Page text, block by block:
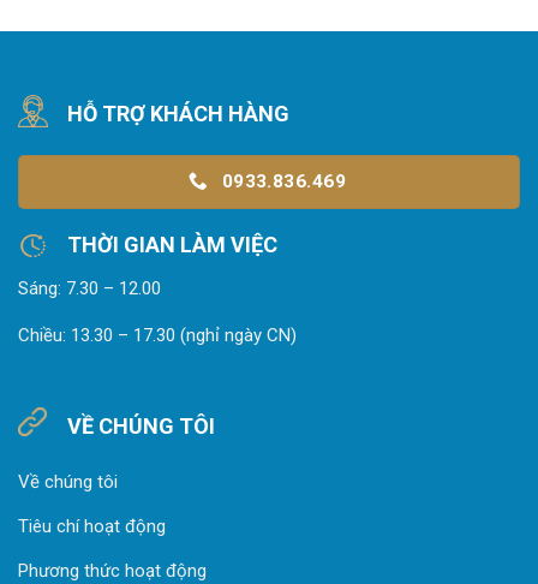
HỖ TRỢ KHÁCH HÀNG
0933.836.469
THỜI GIAN LÀM VIỆC
Sáng: 7.30 – 12.00
Chiều: 13.30 – 17.30 (nghỉ ngày CN)
VỀ CHÚNG TÔI
Về chúng tôi
Tiêu chí hoạt động
Phương thức hoạt động